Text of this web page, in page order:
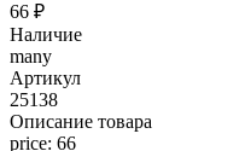
66 ₽
Наличие
many
Артикул
25138
Описание товара
price: 66